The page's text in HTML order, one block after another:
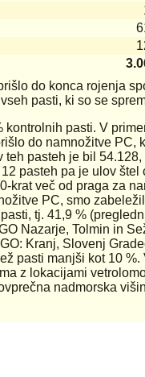
do konca rojenja
pasti, ki so se
kontrolnih pasti. V
do namnožitve PC,
pasteh je bil
pasteh pa je ulov
krat več od praga za
PC, smo
tj. 41,9 %
Nazarje, Tolmin in
Kranj, Slovenj
pasti manjši kot 10
z lokacijami
nadmorska